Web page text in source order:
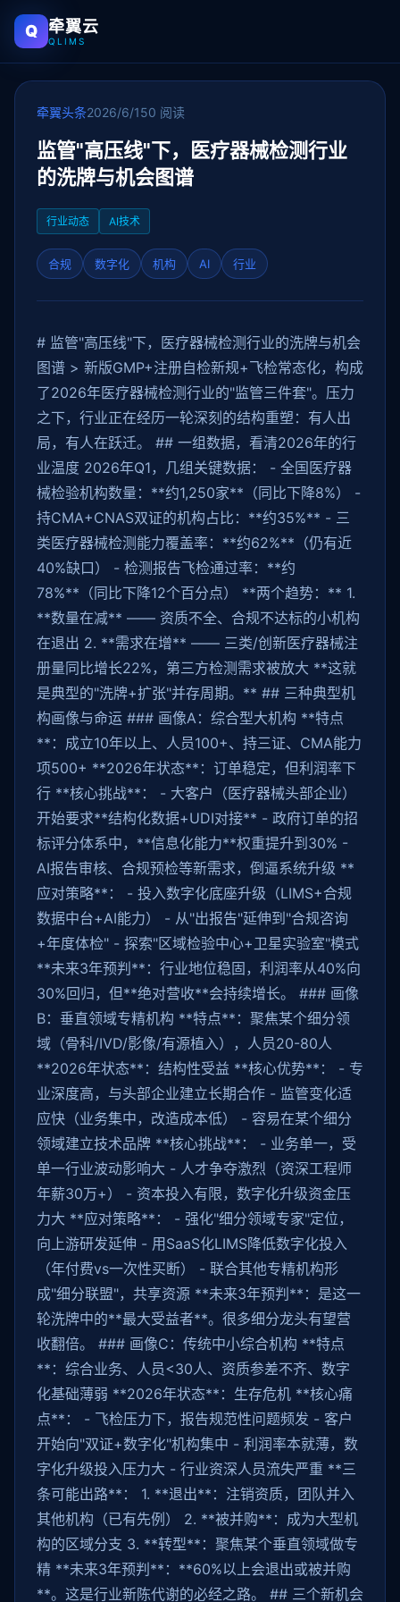
Q 牵翼云
QLIMS
牵翼头条2026/6/150 阅读
监管"高压线"下，医疗器械检测行业
的洗牌与机会图谱
行业动态 AI技术
合规 数字化 机构 AI 行业
# 监管"高压线"下，医疗器械检测行业的洗牌与机会
图谱 > 新版GMP+注册自检新规+飞检常态化，构成
了2026年医疗器械检测行业的"监管三件套"。压力
之下，行业正在经历一轮深刻的结构重塑：有人出
局，有人在跃迁。 ## 一组数据，看清2026年的行
业温度 2026年Q1，几组关键数据： - 全国医疗器
械检验机构数量：**约1,250家**（同比下降8%） -
持CMA+CNAS双证的机构占比：**约35%** - 三
类医疗器械检测能力覆盖率：**约62%**（仍有近
40%缺口） - 检测报告飞检通过率：**约
78%**（同比下降12个百分点） **两个趋势：** 1.
**数量在减** —— 资质不全、合规不达标的小机构
在退出 2. **需求在增** —— 三类/创新医疗器械注
册量同比增长22%，第三方检测需求被放大 **这就
是典型的"洗牌+扩张"并存周期。** ## 三种典型机
构画像与命运 ### 画像A：综合型大机构 **特点
**：成立10年以上、人员100+、持三证、CMA能力
项500+ **2026年状态**：订单稳定，但利润率下
行 **核心挑战**： - 大客户（医疗器械头部企业）
开始要求**结构化数据+UDI对接** - 政府订单的招
标评分体系中，**信息化能力**权重提升到30% -
AI报告审核、合规预检等新需求，倒逼系统升级 **
应对策略**： - 投入数字化底座升级（LIMS+合规
数据中台+AI能力） - 从"出报告"延伸到"合规咨询
+年度体检" - 探索"区域检验中心+卫星实验室"模式
**未来3年预判**：行业地位稳固，利润率从40%向
30%回归，但**绝对营收**会持续增长。 ### 画像
B：垂直领域专精机构 **特点**：聚焦某个细分领
域（骨科/IVD/影像/有源植入），人员20-80人
**2026年状态**：结构性受益 **核心优势**： - 专
业深度高，与头部企业建立长期合作 - 监管变化适
应快（业务集中，改造成本低） - 容易在某个细分
领域建立技术品牌 **核心挑战**： - 业务单一，受
单一行业波动影响大 - 人才争夺激烈（资深工程师
年薪30万+） - 资本投入有限，数字化升级资金压
力大 **应对策略**： - 强化"细分领域专家"定位，
向上游研发延伸 - 用SaaS化LIMS降低数字化投入
（年付费vs一次性买断） - 联合其他专精机构形
成"细分联盟"，共享资源 **未来3年预判**：是这一
轮洗牌中的**最大受益者**。很多细分龙头有望营
收翻倍。 ### 画像C：传统中小综合机构 **特点
**：综合业务、人员<30人、资质参差不齐、数字
化基础薄弱 **2026年状态**：生存危机 **核心痛
点**： - 飞检压力下，报告规范性问题频发 - 客户
开始向"双证+数字化"机构集中 - 利润率本就薄，数
字化升级投入压力大 - 行业资深人员流失严重 **三
条可能出路**： 1. **退出**：注销资质，团队并入
其他机构（已有先例） 2. **被并购**：成为大型机
构的区域分支 3. **转型**：聚焦某个垂直领域做专
精 **未来3年预判**：**60%以上会退出或被并购
**。这是行业新陈代谢的必经之路。 ## 三个新机会